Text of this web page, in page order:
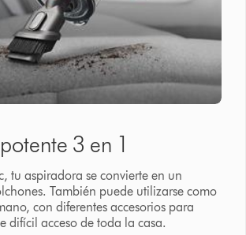
3 en 1
tu aspiradora se convierte en un
También puede utilizarse como
con diferentes accesorios para
difícil acceso de toda la casa.